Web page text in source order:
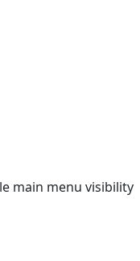
main menu visibility